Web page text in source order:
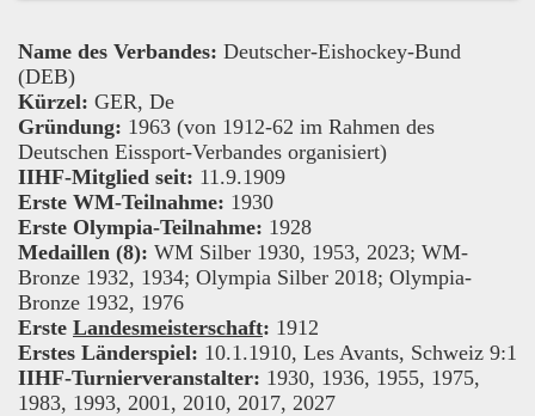
Name des Verbandes: Deutscher-Eishockey-Bund
(DEB)
Kürzel: GER, De
Gründung: 1963 (von 1912-62 im Rahmen des
Deutschen Eissport-Verbandes organisiert)
IIHF-Mitglied seit: 11.9.1909
Erste WM-Teilnahme: 1930
Erste Olympia-Teilnahme: 1928
Medaillen (8): WM Silber 1930, 1953, 2023; WM-
Bronze 1932, 1934; Olympia Silber 2018; Olympia-
Bronze 1932, 1976
Erste Landesmeisterschaft: 1912
Erstes Länderspiel: 10.1.1910, Les Avants, Schweiz 9:1
IIHF-Turnierveranstalter: 1930, 1936, 1955, 1975,
1983, 1993, 2001, 2010, 2017, 2027